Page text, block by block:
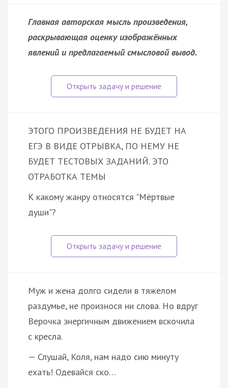
Главная авторская мысль произведения,
раскрывающая оценку изображённых
явлений и предлагаемый смысловой вывод.
ЭТОГО ПРОИЗВЕДЕНИЯ НЕ БУДЕТ НА
ЕГЭ В ВИДЕ ОТРЫВКА, ПО НЕМУ НЕ
БУДЕТ ТЕСТОВЫХ ЗАДАНИЙ. ЭТО
ОТРАБОТКА ТЕМЫ
К какому жанру относятся "Мёртвые
души"?
Муж и жена долго сидели в тяжелом
раздумье, не произнося ни слова. Но вдруг
Верочка энергичным движением вскочила
с кресла.
— Слушай, Коля, нам надо сию минуту
ехать! Одевайся ско…